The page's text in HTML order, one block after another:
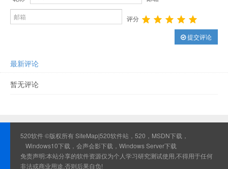
评分
提交评论
最新评论
暂无评论
520软件 ©版权所有SiteMap|520软件站，520，MSDN下载，
Windows10下载，会声会影下载，Windows Server下载
免责声明:本站分享的软件资源仅为个人学习研究测试使用,不得用于任何
非法或商业用途,否则后果自负!